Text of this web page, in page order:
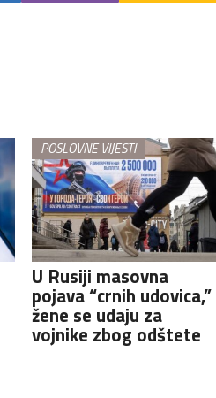
POSLOVNE VIJESTI
U Rusiji masovna
pojava “crnih udovica,”
žene se udaju za
vojnike zbog odštete